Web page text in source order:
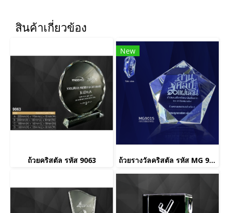
สินค้าเกี่ยวข้อง
ถ้วยคริสตัล รหัส 9063
New
ถ้วยรางวัลคริสตัล รหัส MG 9015